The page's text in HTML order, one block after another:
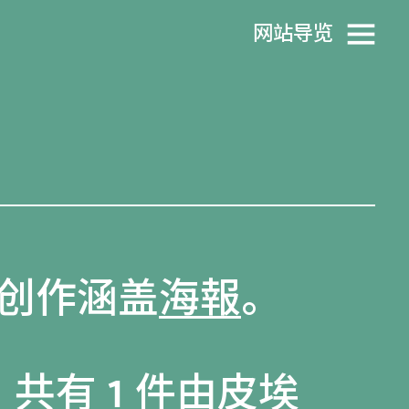
网站导览
作涵盖海報。
共有 1 件由皮埃